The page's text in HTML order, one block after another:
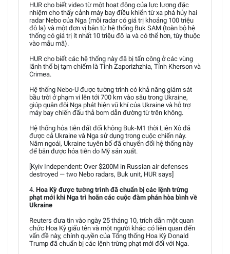
HUR cho biết video từ một hoạt động của lực lượng đặc
nhiệm cho thấy cảnh máy bay điều khiển từ xa phá hủy hai
radar Nebo của Nga (mỗi radar có giá trị khoảng 100 triệu
đô la) và một đơn vị bắn từ hệ thống Buk SAM (toàn bộ hệ
thống có giá trị ít nhất 10 triệu đô la và có thể hơn, tùy thuộc
vào mẫu mã).
HUR cho biết các hệ thống này đã bị tấn công ở các vùng
lãnh thổ bị tạm chiếm là Tỉnh Zaporizhzhia, Tỉnh Kherson và
Crimea.
Hệ thống Nebo-U được tường trình có khả năng giám sát
bầu trời ở phạm vi lên tới 700 km vào sâu trong Ukraine,
giúp quân đội Nga phát hiện vũ khí của Ukraine và hỗ trợ
máy bay chiến đấu thả bom dẫn đường từ trên không.
Hệ thống hỏa tiễn đất đối không Buk-M1 thời Liên Xô đã
được cả Ukraine và Nga sử dụng trong cuộc chiến này.
Năm ngoái, Ukraine tuyên bố đã chuyển đổi hệ thống này
để bắn được hỏa tiễn do Mỹ sản xuất.
[Kyiv Independent: Over $200M in Russian air defenses
destroyed — two Nebo radars, Buk unit, HUR says]
4. Hoa Kỳ được tường trình đã chuẩn bị các lệnh trừng
phạt mới khi Nga trì hoãn các cuộc đàm phán hòa bình về
Ukraine
Reuters đưa tin vào ngày 25 tháng 10, trích dẫn một quan
chức Hoa Kỳ giấu tên và một người khác có liên quan đến
vấn đề này, chính quyền của Tổng thống Hoa Kỳ Donald
Trump đã chuẩn bị các lệnh trừng phạt mới đối với Nga.